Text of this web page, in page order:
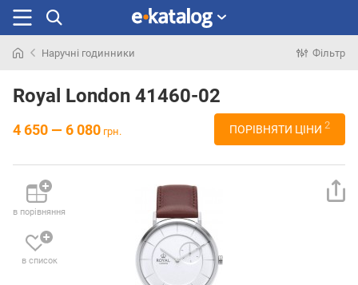
раніше
Наручні годинники Фільтр
Royal London 41460-02
4 650 — 6 080 грн. ПОРІВНЯТИ ЦІНИ 2
в порівняння
в список